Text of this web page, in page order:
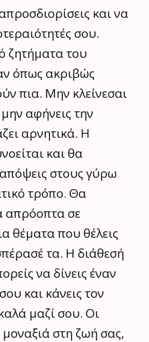
και να
σου.
ζητήματα του
όπως ακριβώς
πια. Μην κλείνεσαι
αφήνεις την
αρνητικά. Η
και θα
στους γύρω
τρόπο. Θα
απρόοπτα σε
θέματα που θέλεις
τα. Η διάθεσή
να δίνεις έναν
και κάνεις τον
μαζί σου. Οι
στη ζωή σας,